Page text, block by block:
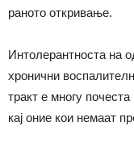
раното откривање.
Интолерантноста на
хронични
тракт е многу почеста
кај оние кои немаат